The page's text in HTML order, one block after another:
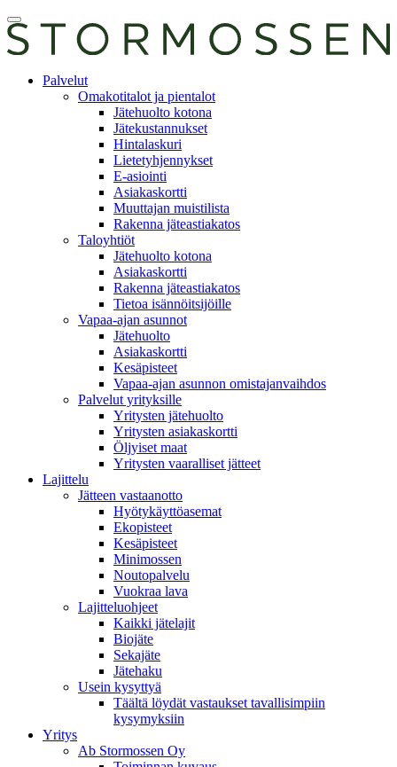
Skip
to
content
Avaa
päävalikko
asiointiPalvelut
Omakotitalot ja pientalot
Jätehuolto kotona
Jätekustannukset
Hintalaskuri
Lietetyhjennykset
E-asiointi
Asiakaskortti
Muuttajan muistilista
Rakenna jäteastiakatos
Taloyhtiöt
Jätehuolto kotona
Asiakaskortti
Rakenna jäteastiakatos
Tietoa isännöitsijöille
Vapaa-ajan asunnot
Jätehuolto
Asiakaskortti
Kesäpisteet
Vapaa-ajan asunnon omistajanvaihdos
Palvelut yrityksille
Yritysten jätehuolto
Yritysten asiakaskortti
Öljyiset maat
Yritysten vaaralliset jätteet
Lajittelu
Jätteen vastaanotto
Hyötykäyttöasemat
Ekopisteet
Kesäpisteet
Minimossen
Noutopalvelu
Vuokraa lava
Lajitteluohjeet
Kaikki jätelajit
Biojäte
Sekajäte
Jätehaku
Usein kysyttyä
Täältä löydät vastaukset tavallisimpiin
kysymyksiin
Yritys
Ab Stormossen Oy